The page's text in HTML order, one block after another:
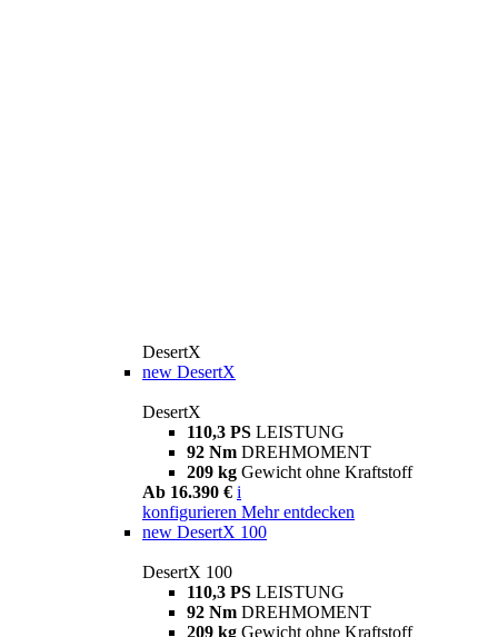
DesertX
new DesertX
DesertX
110,3 PS LEISTUNG
92 Nm DREHMOMENT
209 kg Gewicht ohne Kraftstoff
Ab 16.390 € i
konfigurieren Mehr entdecken
new DesertX 100
DesertX 100
110,3 PS LEISTUNG
92 Nm DREHMOMENT
209 kg Gewicht ohne Kraftstoff